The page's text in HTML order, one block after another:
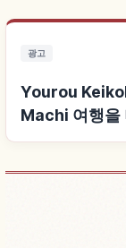
광고
Yourou
Machi 여행을
Yourou